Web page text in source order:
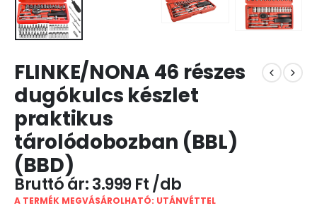
FLINKE/NONA 46 részes
dugókulcs készlet
praktikus
tárolódobozban (BBL)
(BBD)
3.999Ft
A TERMÉK MEGVÁSÁROLHATÓ: UTÁNVÉTTEL